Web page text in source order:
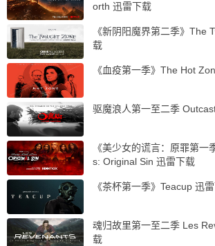
orth 迅雷下载
《新阴阳魔界第二季》The
载
《血疫第一季》The Hot
驱魔浪人第一至二季
《美少女的谎言：原罪第
s: Original Sin 迅雷下载
《茶杯第一季》Teacup 迅
魂归故里第一至二季 Les
载